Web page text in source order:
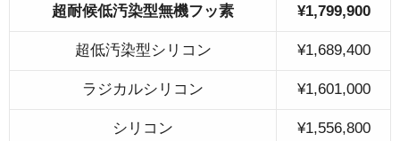
超耐候低汚染型無機フッ素 ¥1,799,900
超低汚染型シリコン ¥1,689,400
ラジカルシリコン ¥1,601,000
シリコン ¥1,556,800